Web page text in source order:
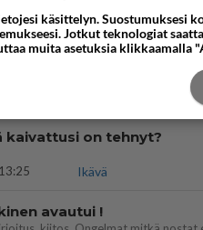
Ikävä
kun on oikea aika. Sitä ei voi
kaivattusi on tehnyt?
Ikävä
avautui !
käsittelyn. Suostumuksesi
Jotkut teknologiat
muita asetuksia klikkaamalla